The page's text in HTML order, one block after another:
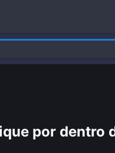
por dentro